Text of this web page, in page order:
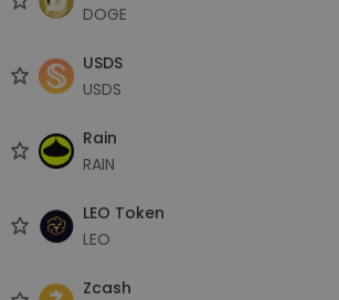
DOGE
USDS
USDS
Rain
RAIN
LEO Token
LEO
Zcash